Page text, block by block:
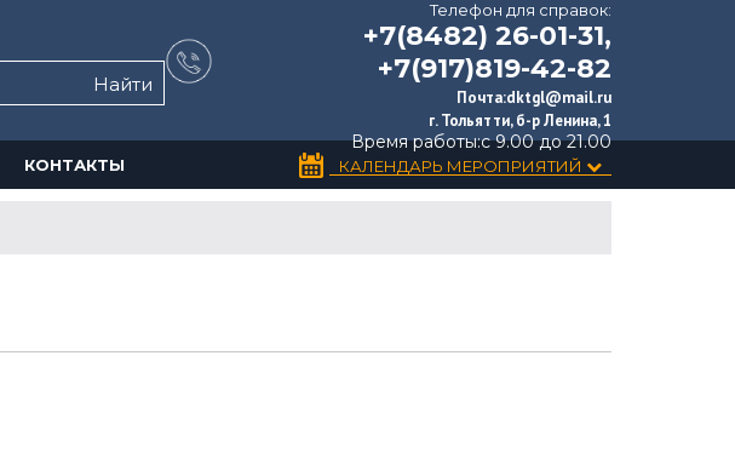
Найти
Телефон для справок:
+7(8482) 26-01-31,
+7(917)819-42-82
Почта:dktgl@mail.ru
г. Тольятти, б-р Ленина, 1
Время работы:с 9.00 до 21.00
КОНТАКТЫ КАЛЕНДАРЬ МЕРОПРИЯТИЙ